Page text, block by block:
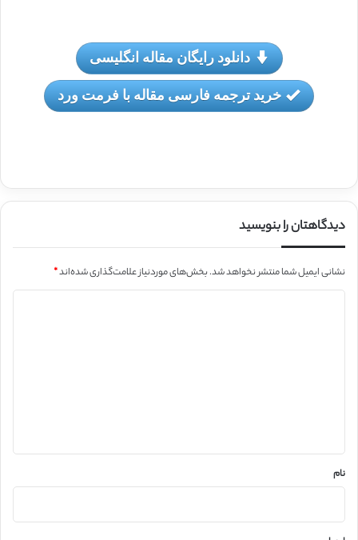
دانلود رایگان مقاله انگلیسی
خرید ترجمه فارسی مقاله با فرمت ورد
دیدگاهتان را بنویسید
نشانی ایمیل شما منتشر نخواهد شد.بخش‌های موردنیاز علامت‌گذاری شده‌اند*
نام